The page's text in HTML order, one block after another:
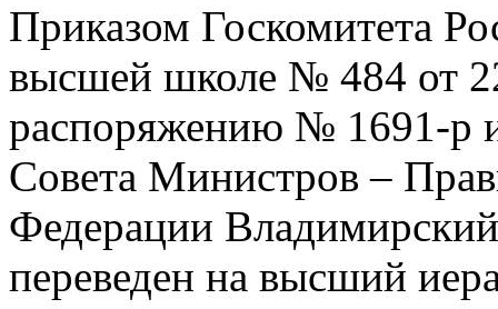
Приказом Госкомитета
высшей школе № 484 от
распоряжению № 1691-р
Совета Министров –
Федерации
переведен на высший